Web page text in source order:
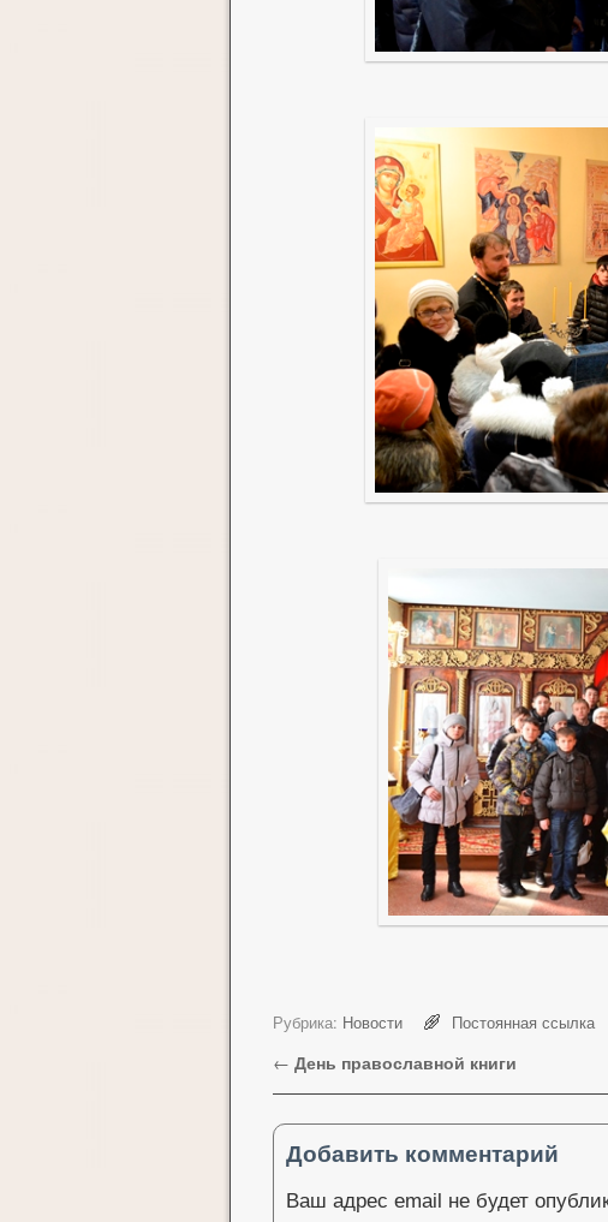
Рубрика: Новости Постоянная ссылка
Навигация по записям
← День православной книги
Добавить комментарий
Ваш адрес email не будет